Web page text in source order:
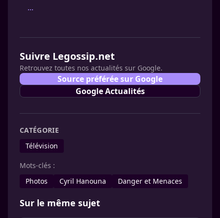
...
Suivre Legossip.net
Retrouvez toutes nos actualités sur Google.
Source préférée sur Google
Google Actualités
CATÉGORIE
Télévision
Mots-clés :
Photos
Cyril Hanouna Danger et Menaces
Sur le même sujet